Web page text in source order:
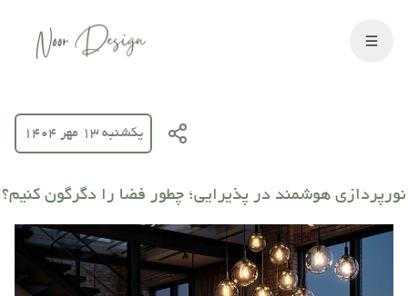
یکشنبه 13 مهر 1404
نورپردازی هوشمند در پذیرایی؛ چطور فضا را دگرگون کنیم؟